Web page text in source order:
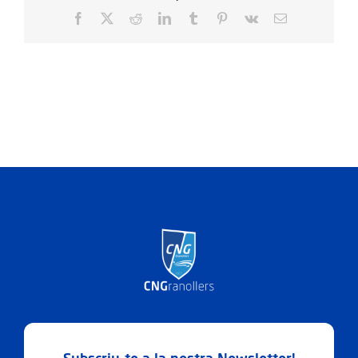
19.30.47
Facebook RedditLinkedInTumblr Pinterest
Vk Email: